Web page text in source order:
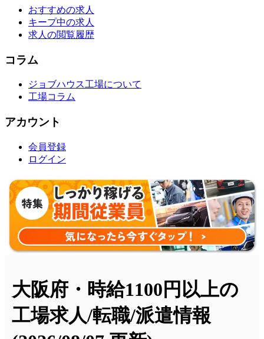
おすすめの求人
キープ中の求人
求人の閲覧履歴
コラム
ジョブハウス工場について
工場コラム
アカウント
会員登録
ログイン
大阪府・時給1100円以上の
工場求人/転職/派遣情報